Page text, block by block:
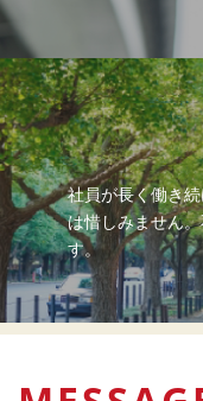
社員が長く働き
は惜しみません
す。